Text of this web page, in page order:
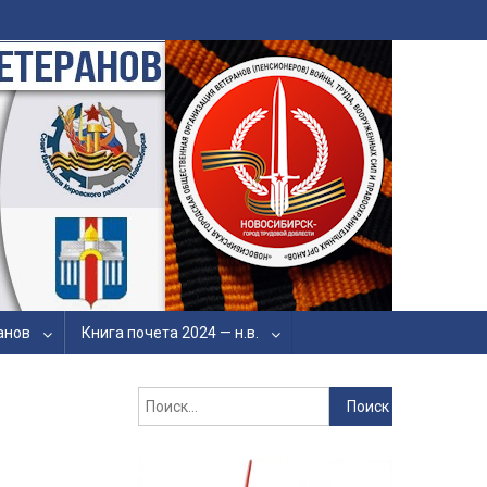
Ветеранов-Пенсионеров
Органов
Книга почета 2024 — н.в.
Найти: